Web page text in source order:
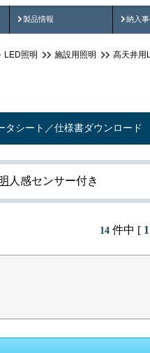
製品情報
製品動画 納入
納
LED照明 施設用照明 高天井用
シート／仕様書ダウンロード
人感センサー付き
14件中 [